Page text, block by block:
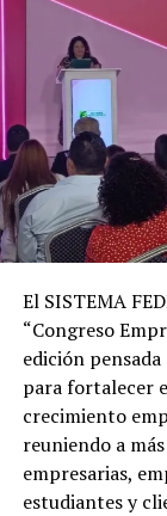
El SISTEMA
“Congreso
edición
para fortalecer
crecimiento
reuniendo a
empresarias,
estudiantes y